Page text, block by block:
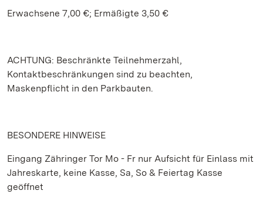
Erwachsene 7,00 €; Ermäßigte 3,50 €
ACHTUNG: Beschränkte Teilnehmerzahl,
Kontaktbeschränkungen sind zu beachten,
Maskenpflicht in den Parkbauten.
BESONDERE HINWEISE
Eingang Zähringer Tor Mo - Fr nur Aufsicht für Einlass mit
Jahreskarte, keine Kasse, Sa, So & Feiertag Kasse
geöffnet